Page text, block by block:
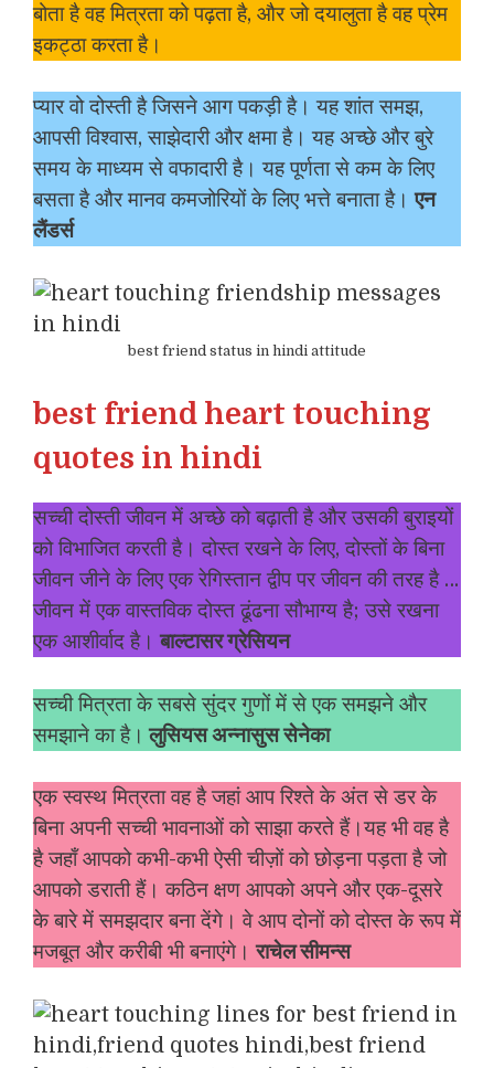
बोता है वह मित्रता को पढ़ता है, और जो दयालुता है वह प्रेम
इकट्ठा करता है।
प्यार वो दोस्ती है जिसने आग पकड़ी है। यह शांत समझ,
आपसी विश्वास, साझेदारी और क्षमा है। यह अच्छे और बुरे
समय के माध्यम से वफादारी है। यह पूर्णता से कम के लिए
बसता है और मानव कमजोरियों के लिए भत्ते बनाता है।एन
लैंडर्स
best friend status in hindi attitude
best friend heart touching
quotes in hindi
सच्ची दोस्ती जीवन में अच्छे को बढ़ाती है और उसकी बुराइयों
को विभाजित करती है। दोस्त रखने के लिए, दोस्तों के बिना
जीवन जीने के लिए एक रेगिस्तान द्वीप पर जीवन की तरह है …
जीवन में एक वास्तविक दोस्त ढूंढना सौभाग्य है; उसे रखना
एक आशीर्वाद है।बाल्टासर ग्रेसियन
सच्ची मित्रता के सबसे सुंदर गुणों में से एक समझने और
समझाने का है। लुसियस अन्नासुस सेनेका
एक स्वस्थ मित्रता वह है जहां आप रिश्ते के अंत से डर के
बिना अपनी सच्ची भावनाओं को साझा करते हैं।यह भी वह है
है जहाँ आपको कभी-कभी ऐसी चीज़ों को छोड़ना पड़ता है जो
आपको डराती हैं। कठिन क्षण आपको अपने और एक-दूसरे
के बारे में समझदार बना देंगे। वे आप दोनों को दोस्त के रूप में
मजबूत और करीबी भी बनाएंगे।राचेल सीमन्स